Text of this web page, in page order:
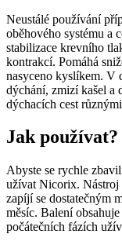
Neustálé používání
oběhového systému a
stabilizace krevního
kontrakcí. Pomáhá
nasyceno kyslíkem. V
dýchání, zmizí kašel a
dýchacích cest
Jak používat?
Abyste se rychle
užívat Nicorix. Nástroj
zapíjí se dostatečným
měsíc. Balení
počátečních fázích